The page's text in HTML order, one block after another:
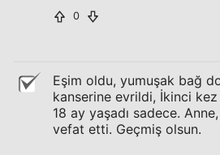
0
Eşim oldu, yumuşak bağ
kanserine evrildi, İkinci
18 ay yaşadı sadece.
vefat etti. Geçmiş olsun.